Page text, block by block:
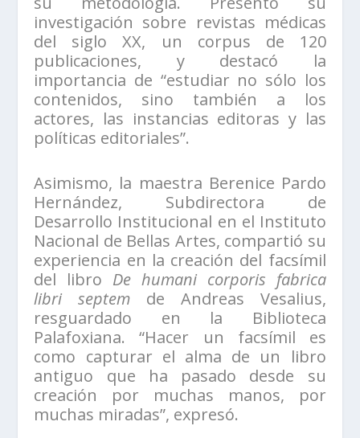
investigación sobre revistas médicas
del siglo XX, un corpus de 120
publicaciones, y destacó la
importancia de “estudiar no sólo los
contenidos, sino también a los
actores, las instancias editoras y las
políticas editoriales”.
Asimismo, la maestra Berenice Pardo
Hernández, Subdirectora de
Desarrollo Institucional en el Instituto
Nacional de Bellas Artes, compartió su
experiencia en la creación del facsímil
del libro De humani corporis fabrica
libri septem de Andreas Vesalius,
resguardado en la Biblioteca
Palafoxiana. “Hacer un facsímil es
como capturar el alma de un libro
antiguo que ha pasado desde su
creación por muchas manos, por
muchas miradas”, expresó.